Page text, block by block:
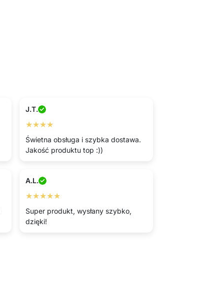
J.T.
★★★★
Świetna obsługa i szybka dostawa.
Jakość produktu top :))
A.L.
★★★★★
Super produkt, wysłany szybko,
dzięki!